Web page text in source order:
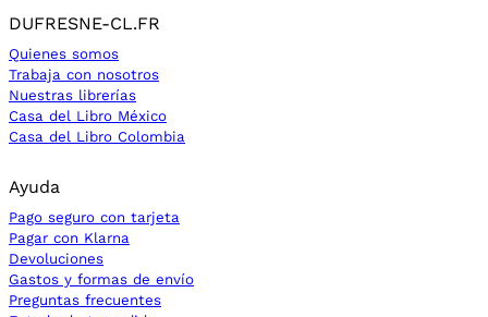
DUFRESNE-CL.FR
Quienes somos
Trabaja con nosotros
Nuestras librerías
Casa del Libro México
Casa del Libro Colombia
Ayuda
Pago seguro con tarjeta
Pagar con Klarna
Devoluciones
Gastos y formas de envío
Preguntas frecuentes